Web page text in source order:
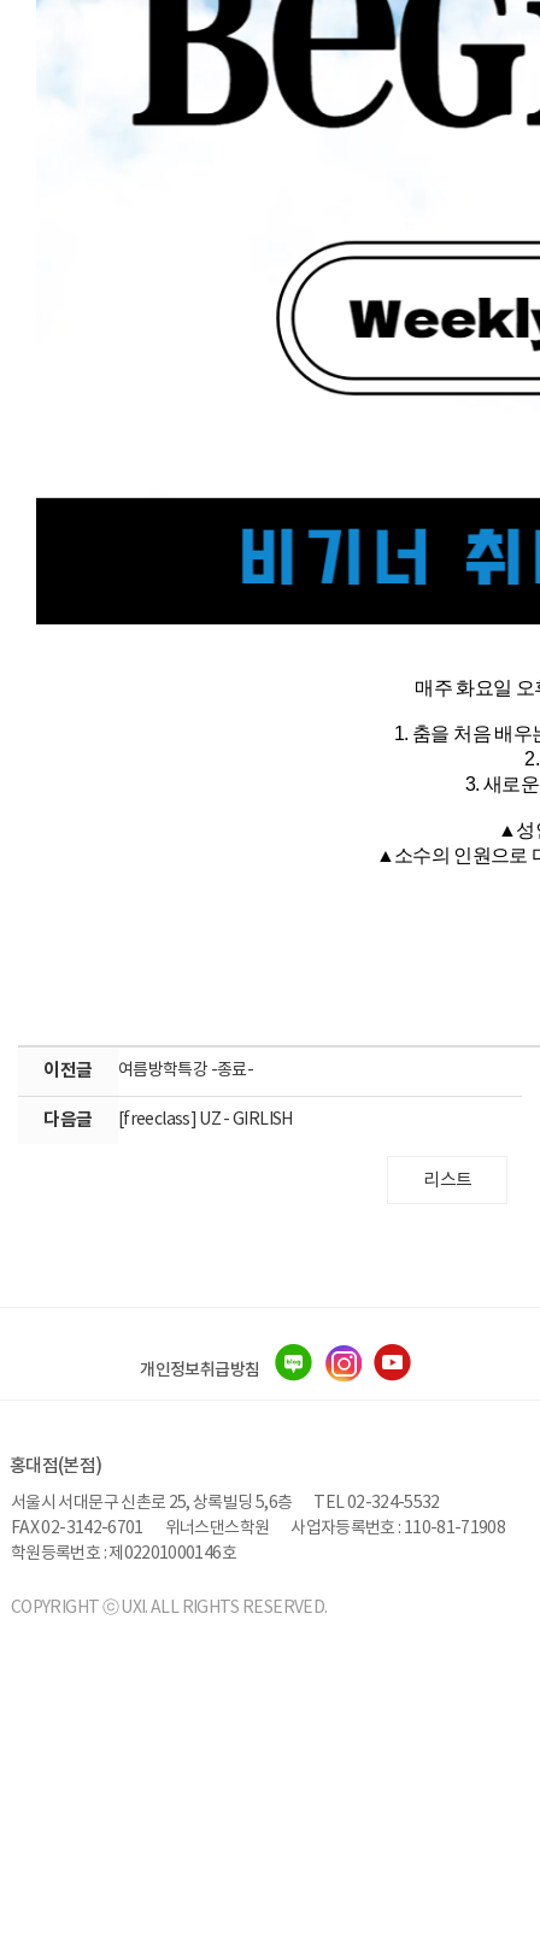
매주 화요일
1. 춤을 처음 배
3. 새로
▲성
▲소수의 인원으로
이전글 여름방학특강 -종료-
다음글 [freeclass] UZ - GIRLISH
리스트
개인정보취급방침
홍대점(본점)
서울시 서대문구 신촌로 25, 상록빌딩 5,6층
TEL 02-324-5532
FAX 02-3142-6701
위너스댄스학원
사업자등록번호 : 110-81-71908
학원등록번호 : 제02201000146호
COPYRIGHT ⓒ UXI. ALL RIGHTS RESERVED.